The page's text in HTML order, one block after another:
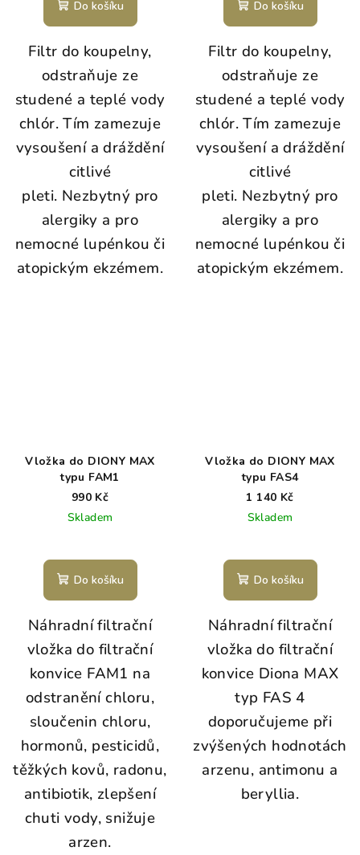
Do košíku
Filtr do koupelny,
odstraňuje ze
studené a teplé vody
chlór. Tím zamezuje
vysoušení a dráždění
citlivé
pleti. Nezbytný pro
alergiky a pro
nemocné lupénkou či
atopickým ekzémem.
Do košíku
Filtr do koupelny,
odstraňuje ze
studené a teplé vody
chlór. Tím zamezuje
vysoušení a dráždění
citlivé
pleti. Nezbytný pro
alergiky a pro
nemocné lupénkou či
atopickým ekzémem.
Vložka do DIONY MAX
typu FAM1
990 Kč
Skladem
Do košíku
Náhradní filtrační
vložka do filtrační
konvice FAM1 na
odstranění chloru,
sloučenin chloru,
hormonů, pesticidů,
těžkých kovů, radonu,
antibiotik, zlepšení
chuti vody, snižuje
arzen.
Vložka do DIONY MAX
typu FAS4
1 140 Kč
Skladem
Do košíku
Náhradní filtrační
vložka do filtrační
konvice Diona MAX
typ FAS 4
doporučujeme při
zvýšených hodnotách
arzenu, antimonu a
beryllia.